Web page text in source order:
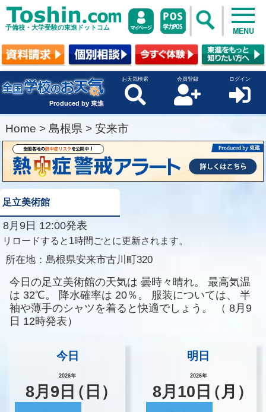
予備校・大学受験の東進ドットコム MENU
Produced by 東進
お天気検索 会員登録 ログイン
Home > 島根県 > 安来市
足立美術館
8月9日 12:00発表
リロードすると1時間ごとに更新されます。
所在地： 島根県安来市古川町320
今日の足立美術館の天気は 曇時々晴れ。
最高気温
は 32℃。 降水確率は 20％。 服装については、
半
袖や薄手のシャツを着ると快適でしょう。
（ 8月9
日 12時発表）
今日
2026年
8月 9 日（日）
明日
2026年
8月 10 日（月）